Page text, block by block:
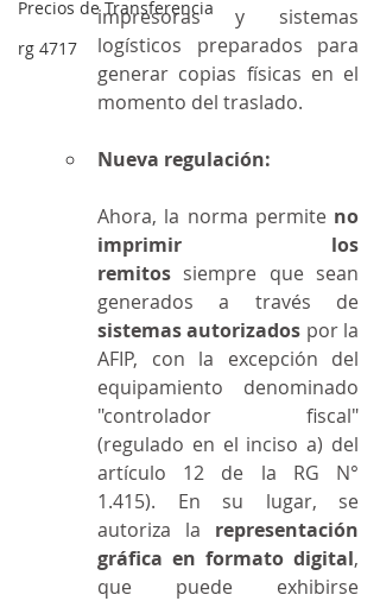
Precios de Transferencia
rg 4717
impresoras y sistemas
logísticos preparados para
generar copias físicas en el
momento del traslado.
Nueva regulación:
Ahora, la norma permite no
imprimir los
remitos siempre que sean
sistemas autorizados por la
AFIP, con la excepción del
equipamiento denominado
"controlador fiscal"
(regulado en el inciso a) del
artículo 12 de la RG N°
1.415). En su lugar, se
autoriza la representación
gráfica en formato digital,
que puede exhibirse